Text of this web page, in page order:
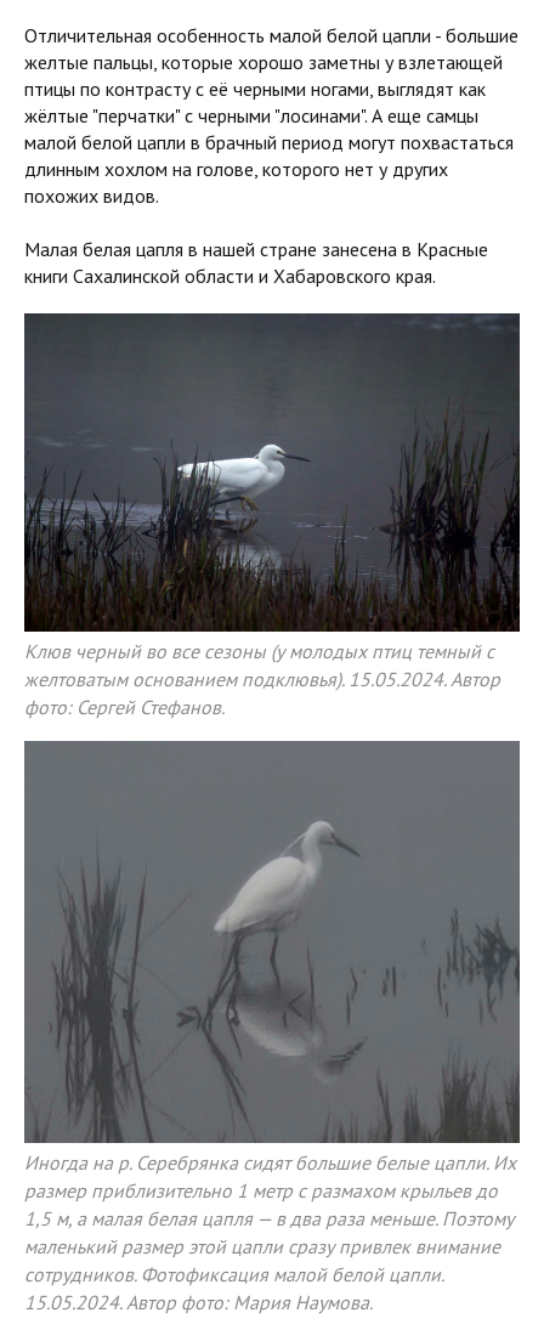
Отличительная особенность малой белой цапли - большие
желтые пальцы, которые хорошо заметны у взлетающей
птицы по контрасту с её черными ногами, выглядят как
жёлтые "перчатки" с черными "лосинами". А еще самцы
малой белой цапли в брачный период могут похвастаться
длинным хохлом на голове, которого нет у других
похожих видов.
Малая белая цапля в нашей стране занесена в Красные
книги Сахалинской области и Хабаровского края.
Клюв черный во все сезоны (у молодых птиц темный с
желтоватым основанием подклювья). 15.05.2024. Автор
фото: Сергей Стефанов.
Иногда на р. Серебрянка сидят большие белые цапли. Их
размер приблизительно 1 метр с размахом крыльев до
1,5 м, а малая белая цапля — в два раза меньше. Поэтому
маленький размер этой цапли сразу привлек внимание
сотрудников. Фотофиксация малой белой цапли.
15.05.2024. Автор фото: Мария Наумова.